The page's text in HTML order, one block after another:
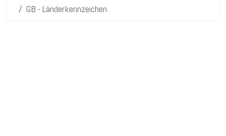
GB - Länderkennzeichen